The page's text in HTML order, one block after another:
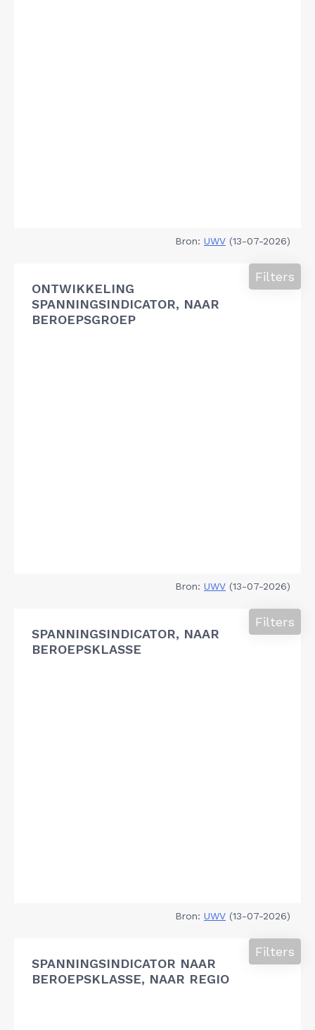
Bron: UWV (13-07-2026)
ONTWIKKELING
SPANNINGSINDICATOR, NAAR
BEROEPSGROEP
Filters
Bron: UWV (13-07-2026)
SPANNINGSINDICATOR, NAAR
BEROEPSKLASSE
Filters
Bron: UWV (13-07-2026)
SPANNINGSINDICATOR NAAR
BEROEPSKLASSE, NAAR REGIO
Filters